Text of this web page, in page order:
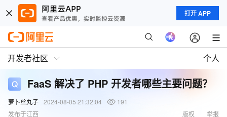
打开 APP
开发者社区 个人
FaaS 解决了 PHP 开发者哪些主要问题？
萝卜丝丸子 2024-08-05 21:32:04
191
发布于江西
举报
版权